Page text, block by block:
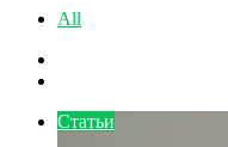
All
Статьи